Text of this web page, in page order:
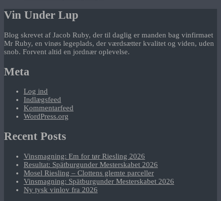
Vin Under Lup
Blog skrevet af Jacob Ruby, der til daglig er manden bag vinfirmaet
Mr Ruby, en vinøs legeplads, der værdsætter kvalitet og viden, uden
snob. Forvent altid en jordnær oplevelse.
Meta
Log ind
Indlægsfeed
Kommentarfeed
WordPress.org
Recent Posts
Vinsmagning: Em for tør Riesling 2026
Resultat: Spätburgunder Mesterskabet 2026
Mosel Riesling – Clottens glemte parceller
Vinsmagning: Spätburgunder Mesterskabet 2026
Ny tysk vinlov fra 2026